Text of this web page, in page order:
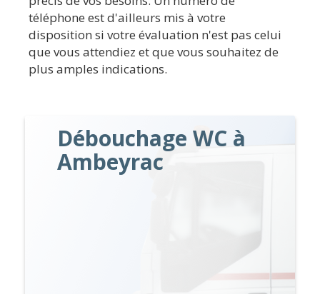
téléphone est d'ailleurs mis à votre
disposition si votre évaluation n'est pas celui
que vous attendiez et que vous souhaitez de
plus amples indications.
Débouchage WC à
Ambeyrac